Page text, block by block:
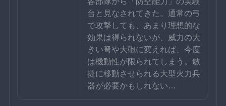
台と見なされてきた。通常の弓
で攻撃しても、あまり理想的な
効果は得られないが、威力の大
きい弩や大砲に変えれば、今度
は機動性が限られてしまう。敏
捷に移動させられる大型火力兵
器が必要かもしれない…